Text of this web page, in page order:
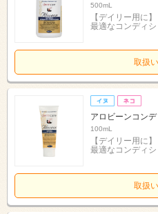
500mL
【デイリー用に
最適なコンディシ
取扱
アロビーンコン
100mL
【デイリー用に
最適なコンディシ
取扱